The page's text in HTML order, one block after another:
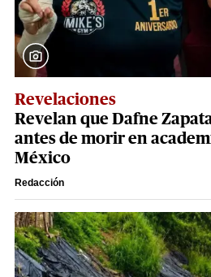
Revelaciones
Revelan que Dafne
antes de morir en
México
Redacción